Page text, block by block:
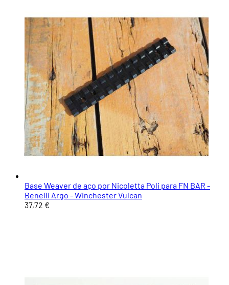
Base Weaver de aço por Nicoletta Poli para FN BAR -
Benelli Argo - Winchester Vulcan
37,72 €